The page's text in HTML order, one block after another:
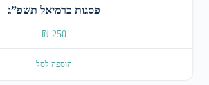
פסגות כרמיאל תשפ”ג
₪ 250
הוספה לסל